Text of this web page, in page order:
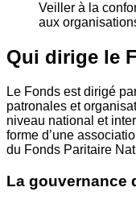
Veiller à la
aux
Qui dirige le
Le Fonds est dirigé
patronales et
niveau national et
forme d’une
du Fonds Paritaire
La gouvernance